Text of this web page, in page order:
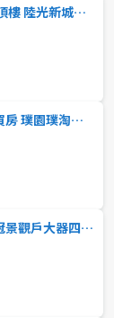
桃園買房 龜山買房 景觀宅次頂樓 陸光新城大3房車鋼骨結構宅
桃園買房 藝文水岸經國特區買房 璞園璞淘元幸福4改3房車
小檜溪買房 近春日路中悅桂冠景觀戶大器四房車雙主臥 一層一戶